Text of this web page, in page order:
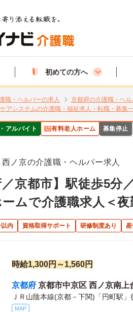
初めての方へ
職・ヘルパーの求人 京都府の介護職・ヘル
アシステムの介護職・福祉求人・転職・募集
アルバイト 有料老人ホーム 募集停止
ノ京の介護職・ヘルパー求人
／京都市】駅徒歩5
ムで介護職求人＜夜
内 資格取得サポート 研修制度あり 産
時給1,300円～1,560円
京都府 京都市中京区 西ノ京南上
ＪＲ山陰本線(京都－下関)「円町駅」
MAP